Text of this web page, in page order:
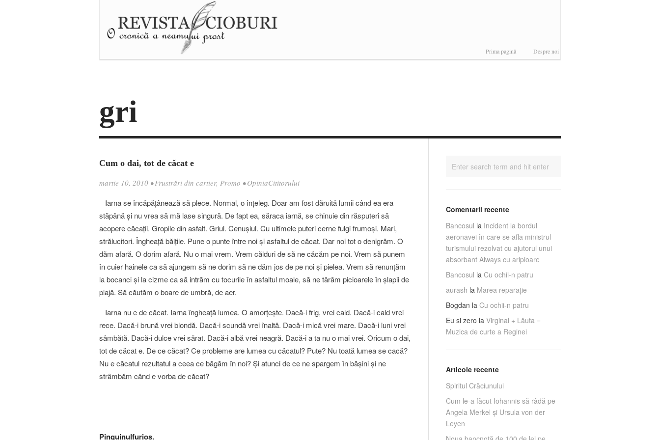
Prima pagină Despre noi
gri
Cum o dai, tot de căcat e
martie 10, 2010 •Frustrări din cartier, Promo •OpiniaCititorului
Iarna se încăpăţânează să plece. Normal, o înţeleg. Doar am fost dăruită lumii când ea era
stăpână şi nu vrea să mă lase singură. De fapt ea, săraca iarnă, se chinuie din răsputeri să
acopere căcaţii. Gropile din asfalt. Griul. Cenuşiul. Cu ultimele puteri cerne fulgi frumoşi. Mari,
strălucitori. Îngheaţă bălţile. Pune o punte între noi şi asfaltul de căcat. Dar noi tot o denigrăm. O
dăm afară. O dorim afară. Nu o mai vrem. Vrem călduri de să ne căcăm pe noi. Vrem să punem
în cuier hainele ca să ajungem să ne dorim să ne dăm jos de pe noi şi pielea. Vrem să renunţăm
la bocanci şi la cizme ca să intrăm cu tocurile în asfaltul moale, să ne târâm picioarele în şlapii de
plajă. Să căutăm o boare de umbră, de aer.
Iarna nu e de căcat. Iarna îngheaţă lumea. O amorţeşte. Dacă-i frig, vrei cald. Dacă-i cald vrei
rece. Dacă-i brună vrei blondă. Dacă-i scundă vrei înaltă. Dacă-i mică vrei mare. Dacă-i luni vrei
sâmbătă. Dacă-i dulce vrei sărat. Dacă-i albă vrei neagră. Dacă-i a ta nu o mai vrei. Oricum o dai,
tot de căcat e. De ce căcat? Ce probleme are lumea cu căcatul? Pute? Nu toată lumea se cacă?
Nu e căcatul rezultatul a ceea ce băgăm în noi? Şi atunci de ce ne spargem în băşini şi ne
strâmbăm când e vorba de căcat?
Pinguinulfurios.
Comentarii recente
Bancosul la Incident la bordul
aeronavei în care se afla ministrul
turismului rezolvat cu ajutorul unui
absorbant Always cu aripioare
Bancosul la Cu ochii-n patru
aurash la Marea reparaţie
Bogdan la Cu ochii-n patru
Eu si zero la Virginal + Lăuta =
Muzica de curte a Reginei
Articole recente
Spiritul Crăciunului
Cum le-a făcut Iohannis să râdă pe
Angela Merkel și Ursula von der
Leyen